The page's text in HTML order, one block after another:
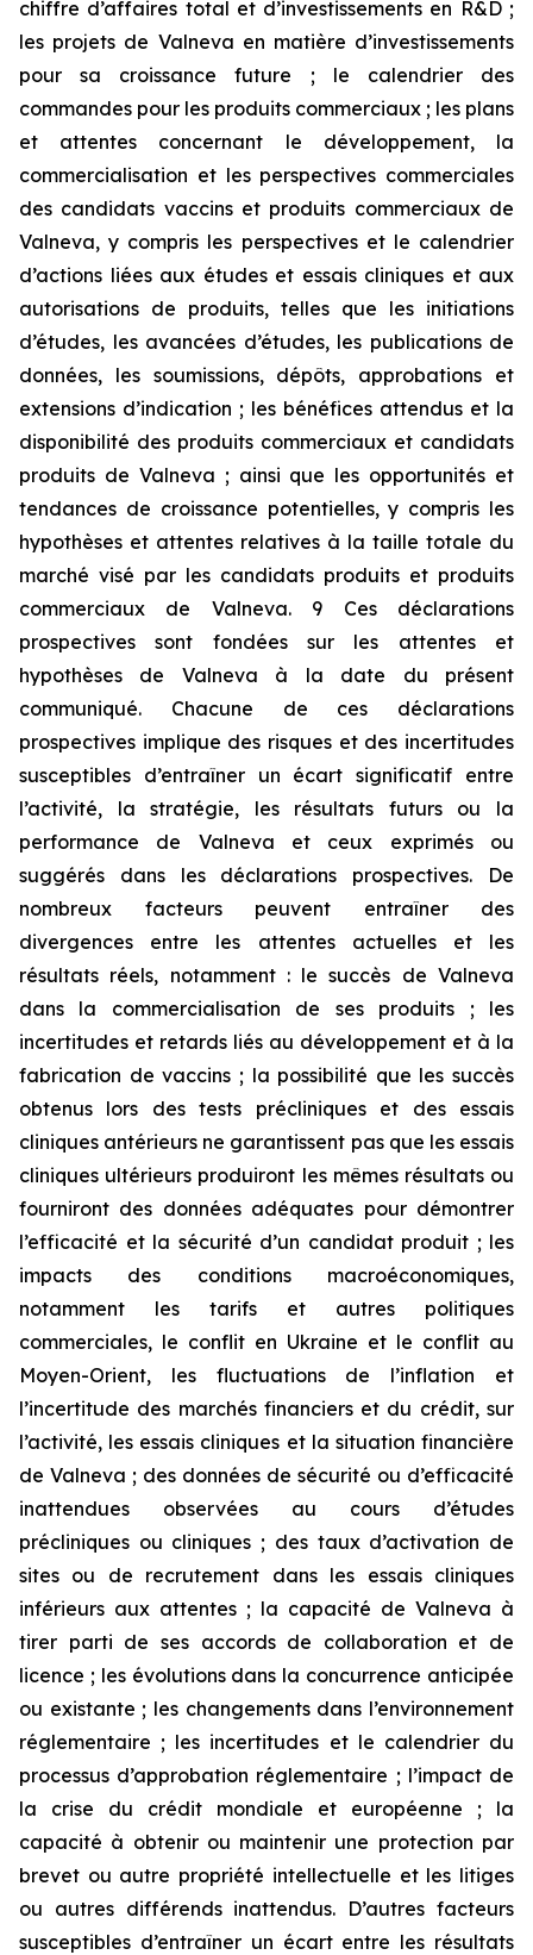
chiffre d’affaires total et d’investissements en R&D ;
les projets de Valneva en matière d’investissements
pour sa croissance future ; le calendrier des
commandes pour les produits commerciaux ; les plans
et attentes concernant le développement, la
commercialisation et les perspectives commerciales
des candidats vaccins et produits commerciaux de
Valneva, y compris les perspectives et le calendrier
d’actions liées aux études et essais cliniques et aux
autorisations de produits, telles que les initiations
d’études, les avancées d’études, les publications de
données, les soumissions, dépôts, approbations et
extensions d’indication ; les bénéfices attendus et la
disponibilité des produits commerciaux et candidats
produits de Valneva ; ainsi que les opportunités et
tendances de croissance potentielles, y compris les
hypothèses et attentes relatives à la taille totale du
marché visé par les candidats produits et produits
commerciaux de Valneva. 9 Ces déclarations
prospectives sont fondées sur les attentes et
hypothèses de Valneva à la date du présent
communiqué. Chacune de ces déclarations
prospectives implique des risques et des incertitudes
susceptibles d’entraîner un écart significatif entre
l’activité, la stratégie, les résultats futurs ou la
performance de Valneva et ceux exprimés ou
suggérés dans les déclarations prospectives. De
nombreux facteurs peuvent entraîner des
divergences entre les attentes actuelles et les
résultats réels, notamment : le succès de Valneva
dans la commercialisation de ses produits ; les
incertitudes et retards liés au développement et à la
fabrication de vaccins ; la possibilité que les succès
obtenus lors des tests précliniques et des essais
cliniques antérieurs ne garantissent pas que les essais
cliniques ultérieurs produiront les mêmes résultats ou
fourniront des données adéquates pour démontrer
l’efficacité et la sécurité d’un candidat produit ; les
impacts des conditions macroéconomiques,
notamment les tarifs et autres politiques
commerciales, le conflit en Ukraine et le conflit au
Moyen-Orient, les fluctuations de l’inflation et
l’incertitude des marchés financiers et du crédit, sur
l’activité, les essais cliniques et la situation financière
de Valneva ; des données de sécurité ou d’efficacité
inattendues observées au cours d’études
précliniques ou cliniques ; des taux d’activation de
sites ou de recrutement dans les essais cliniques
inférieurs aux attentes ; la capacité de Valneva à
tirer parti de ses accords de collaboration et de
licence ; les évolutions dans la concurrence anticipée
ou existante ; les changements dans l’environnement
réglementaire ; les incertitudes et le calendrier du
processus d’approbation réglementaire ; l’impact de
la crise du crédit mondiale et européenne ; la
capacité à obtenir ou maintenir une protection par
brevet ou autre propriété intellectuelle et les litiges
ou autres différends inattendus. D’autres facteurs
susceptibles d’entraîner un écart entre les résultats